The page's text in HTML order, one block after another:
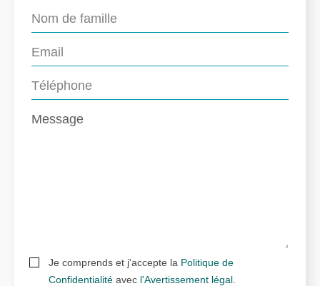
Je comprends et j'accepte la Politique de
Confidentialité avec l'Avertissement légal